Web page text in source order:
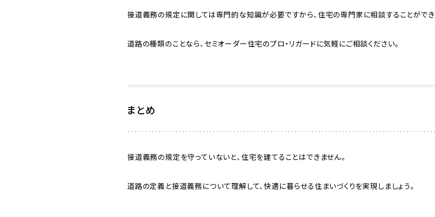
接道義務の規定に関しては専門的な知識が必要ですから、住宅の専門家に相談することができ
道路の種類のことなら、セミオーダー住宅のプロ・リガードに気軽にご相談ください。
まとめ
接道義務の規定を守っていないと、住宅を建てることはできません。
道路の定義と接道義務について理解して、快適に暮らせる住まいづくりを実現しましょう。